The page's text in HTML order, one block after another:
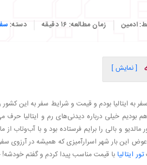
ادمین زمان مطالعه: ۱۶ دقیقه دسته:
[ نمایش ]
به ایتالیا بودم و قیمت و شرایط سفر به این
بودیم خیلی درباره دیدنی‌های رم و ایتالیا
مالدیو و بالی را برایم فرستاده بود و با
این بار شهر اسرارآمیزی که همیشه در آرزوی
تور ایتالیا با قیمت مناسب پیدا کردم و گفتم